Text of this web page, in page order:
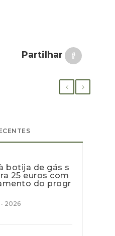
Partilhar
botija de gás s
25 euros com
do progr
2026